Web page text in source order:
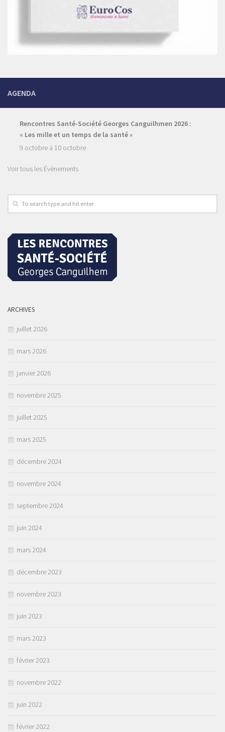
AGENDA
Rencontres Santé-Société Georges Canguilhmen 2026 :
« Les mille et un temps de la santé »
9 octobre à 10 octobre
Voir tous les Évènements
ARCHIVES
juillet 2026
mars 2026
janvier 2026
novembre 2025
juillet 2025
mars 2025
décembre 2024
novembre 2024
septembre 2024
juin 2024
mars 2024
décembre 2023
novembre 2023
juin 2023
mars 2023
février 2023
novembre 2022
juin 2022
février 2022